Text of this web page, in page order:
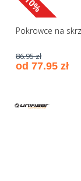
Pokrowce na
86.95 zł
od 77.95 zł